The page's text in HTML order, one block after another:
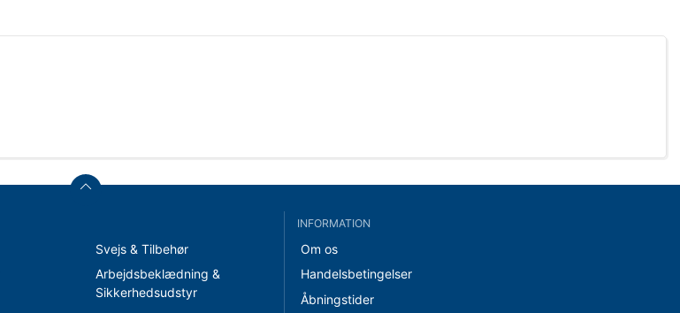
Svejs & Tilbehør
Arbejdsbeklædning &
Sikkerhedsudstyr
INFORMATION
Om os
Handelsbetingelser
Åbningstider